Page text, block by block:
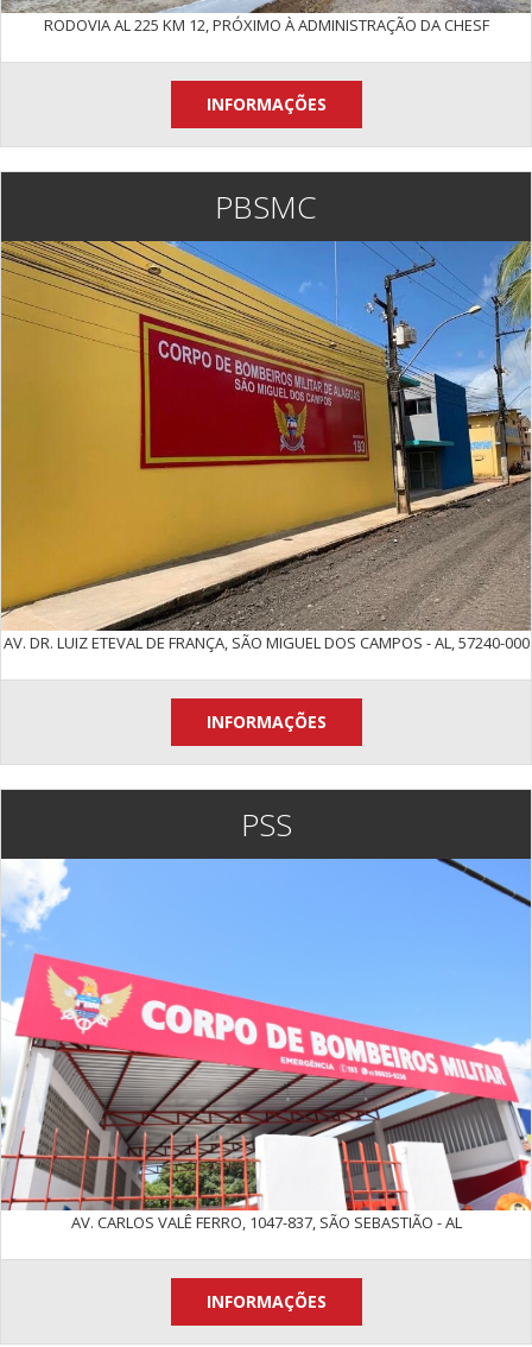
RODOVIA AL 225 KM 12, PRÓXIMO À ADMINISTRAÇÃO DA CHESF
INFORMAÇÕES
PBSMC
AV. DR. LUIZ ETEVAL DE FRANÇA, SÃO MIGUEL DOS CAMPOS - AL, 57240-000
INFORMAÇÕES
PSS
AV. CARLOS VALÊ FERRO, 1047-837, SÃO SEBASTIÃO - AL
INFORMAÇÕES